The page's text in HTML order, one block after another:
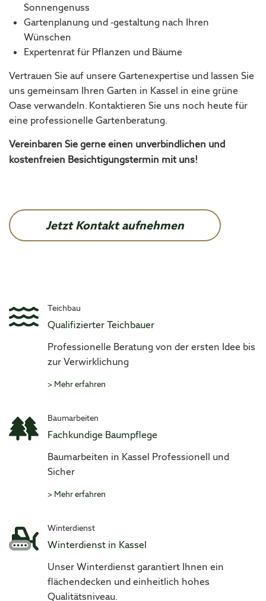
Sonnengenuss
Gartenplanung und -gestaltung nach Ihren
Wünschen
Expertenrat für Pflanzen und Bäume
Vertrauen Sie auf unsere Gartenexpertise und lassen Sie
uns gemeinsam Ihren Garten in Kassel in eine grüne
Oase verwandeln. Kontaktieren Sie uns noch heute für
eine professionelle Gartenberatung.
Vereinbaren Sie gerne einen unverbindlichen und
kostenfreien Besichtigungstermin mit uns!
Jetzt Kontakt aufnehmen
Teichbau
Qualifizierter Teichbauer
Professionelle Beratung von der ersten Idee bis
zur Verwirklichung
> Mehr erfahren
Baumarbeiten
Fachkundige Baumpflege
Baumarbeiten in Kassel Professionell und
Sicher
> Mehr erfahren
Winterdienst
Winterdienst in Kassel
Unser Winterdienst garantiert Ihnen ein
flächendecken und einheitlich hohes
Qualitätsniveau.